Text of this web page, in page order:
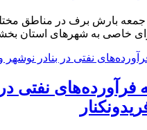
جمعه بارش برف در مناطق
خاصی به شهرهای استان
فرآورده‌های نفتی در